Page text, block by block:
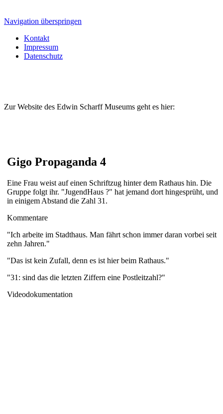
Navigation überspringen
Kontakt
Impressum
Datenschutz
Zur Website des Edwin Scharff Museums geht es hier:
Gigo Propaganda 4
Eine Frau weist auf einen Schriftzug hinter dem Rathaus hin. Die
Gruppe folgt ihr. "JugendHaus ?" hat jemand dort hingesprüht, und
in einigem Abstand die Zahl 31.
Kommentare
"Ich arbeite im Stadthaus. Man fährt schon immer daran vorbei seit
zehn Jahren."
"Das ist kein Zufall, denn es ist hier beim Rathaus."
"31: sind das die letzten Ziffern eine Postleitzahl?"
Videodokumentation